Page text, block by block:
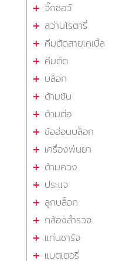
จิ๊กซอว์
สว่านโรตารี่
คีมตัดสายเคเบิ้ล
คีมตัด
บล็อก
ด้ามขัน
ด้ามต่อ
ข้ออ่อนบล็อก
เครื่องพ่นยา
ด้ามควง
ประแจ
ลูกบล็อก
กล้องสำรวจ
แท่นชาร์จ
แบตเตอรี่